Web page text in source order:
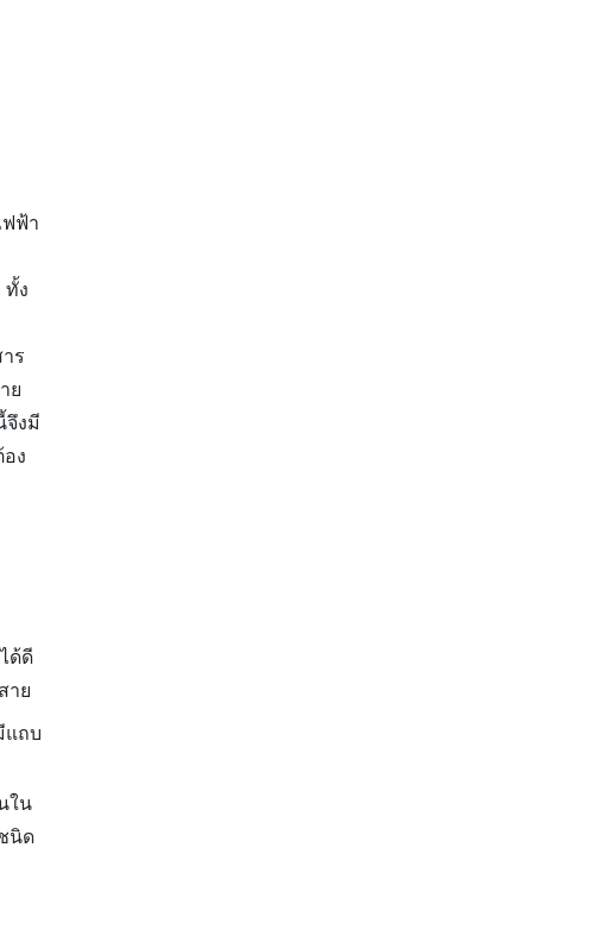
ฟฟ้า
ทั้ง
ร
ย
จึงมี
ง
ด้ดี
าย
แถบ
ใน
นิด